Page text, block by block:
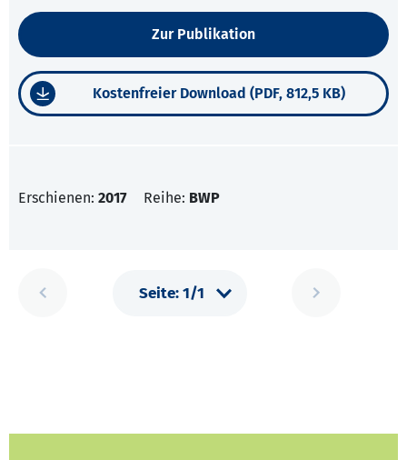
Zur Publikation
Kostenfreier Download (PDF, 812,5 KB)
Erschienen: 2017 Reihe: BWP